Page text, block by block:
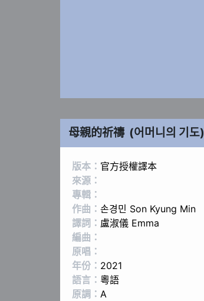
母親的祈禱 (어머니의 기도)
版本： 官方授權譯本
來源：
專輯：
作曲： 손경민 Son Kyung Min
譯詞： 盧淑儀 Emma
編曲：
原唱：
年份： 2021
語言： 粵語
原調： A